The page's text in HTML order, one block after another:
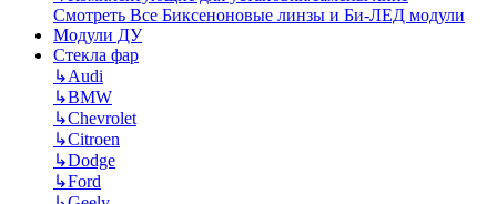
Смотреть Все Биксеноновые линзы и Би-ЛЕД модули
Модули ДУ
Стекла фар
↳Audi
↳BMW
↳Chevrolet
↳Citroen
↳Dodge
↳Ford